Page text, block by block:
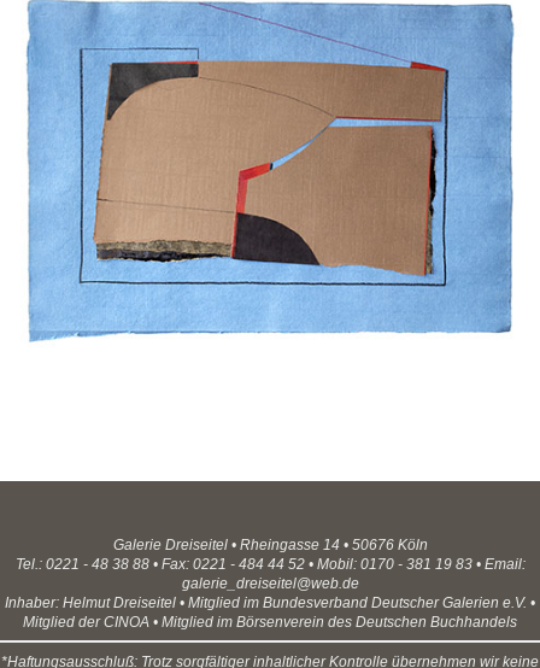
Galerie Dreiseitel • Rheingasse 14 • 50676 Köln
Tel.: 0221 - 48 38 88 • Fax: 0221 - 484 44 52 • Mobil: 0170 - 381 19 83 • Email:
galerie_dreiseitel@web.de
Inhaber: Helmut Dreiseitel • Mitglied im Bundesverband Deutscher Galerien e.V. •
Mitglied der CINOA • Mitglied im Börsenverein des Deutschen Buchhandels
*Haftungsausschluß: Trotz sorgfältiger inhaltlicher Kontrolle übernehmen wir keine